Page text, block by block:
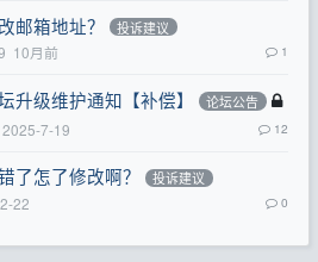
邮箱地址？ 投诉建议
10月前 1
升级维护通知【补偿】 论坛公告
2025-7-19 12
了怎了修改啊？ 投诉建议
22 0